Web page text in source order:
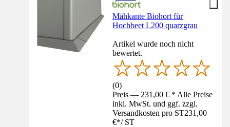
Mähkante Biohort für
Hochbeet L200 quarzgrau
Artikel wurde noch nicht
bewertet.
(0)
Preis — 231,00 € * Alle Preise
inkl. MwSt. und ggf. zzgl.
Versandkosten pro ST231,00
€*/ ST